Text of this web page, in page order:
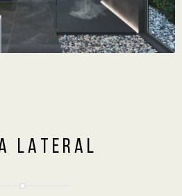
L A T E R A L